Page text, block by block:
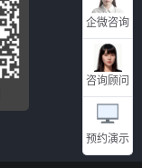
企微咨询
咨询顾问
预约演示